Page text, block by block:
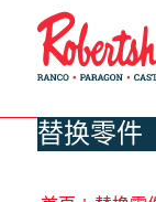
替换零件